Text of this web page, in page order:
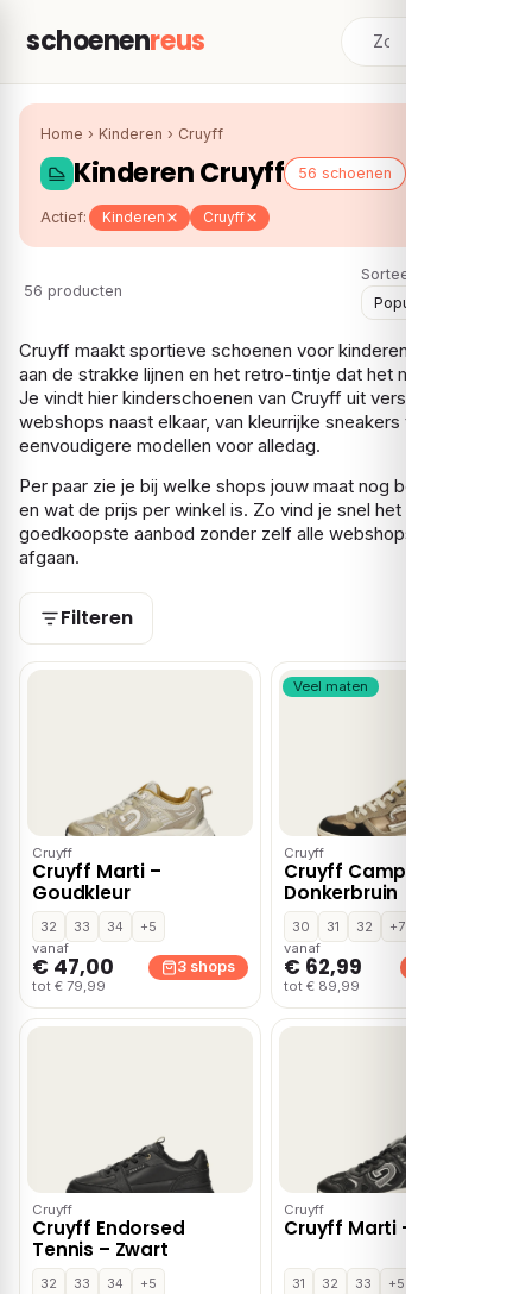
schoenenreus
Home › Kinderen › Cruyff
Kinderen Cruyff 56 schoenen
Actief: Kinderen Cruyff
56 producten
Sorteer:
Cruyff maakt sportieve schoenen voor kinderen, herkenbaar
aan de strakke lijnen en het retro-tintje dat het merk typeert.
Je vindt hier kinderschoenen van Cruyff uit verschillende
webshops naast elkaar, van kleurrijke sneakers tot
eenvoudigere modellen voor alledag.
Per paar zie je bij welke shops jouw maat nog beschikbaar is
en wat de prijs per winkel is. Zo vind je snel het
goedkoopste aanbod zonder zelf alle webshops te hoeven
afgaan.
Filteren
Cruyff
Cruyff Marti –
Goudkleur
32 33 34
+5
vanaf
€ 47,00
tot € 79,99
3 shops
Veel maten
Cruyff
Cruyff Campo Low –
Donkerbruin
30 31 32
+7
vanaf
€ 62,99
tot € 89,99
Cruyff
Cruyff Endorsed
Tennis – Zwart
32 33 34
+5
Cruyff
Cruyff Marti – Zwart
31 32 33
+5